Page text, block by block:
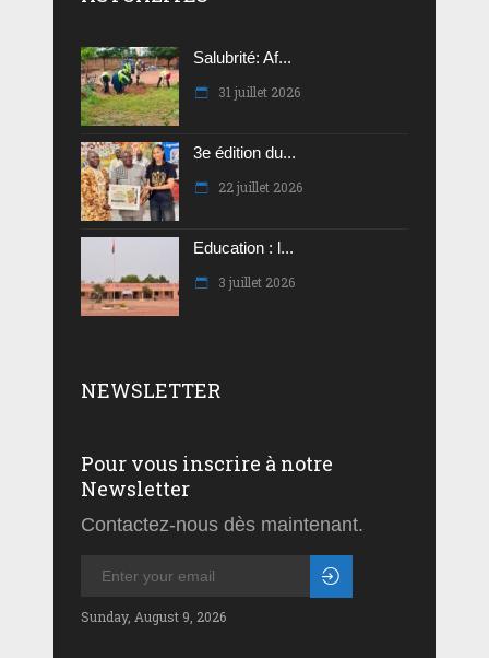
Salubrité: Af...
31 juillet 2026
3e édition du...
22 juillet 2026
Education : l...
3 juillet 2026
NEWSLETTER
Pour vous inscrire à notre
Newsletter
Contactez-nous dès maintenant.
Sunday, August 9, 2026